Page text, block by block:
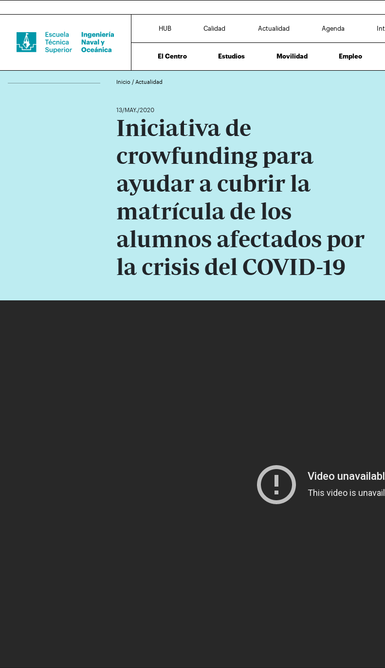
HUB Calidad Actualidad Agenda
El Centro Estudios Movilidad Empleo
Inicio / Actualidad
13/MAY./2020
Iniciativa de
crowfunding para
ayudar a cubrir la
matrícula de los
alumnos afectados por
la crisis del COVID-19